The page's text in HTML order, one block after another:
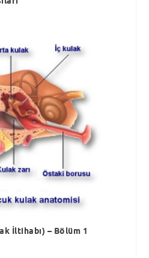
İltihabı) – Bölüm 1